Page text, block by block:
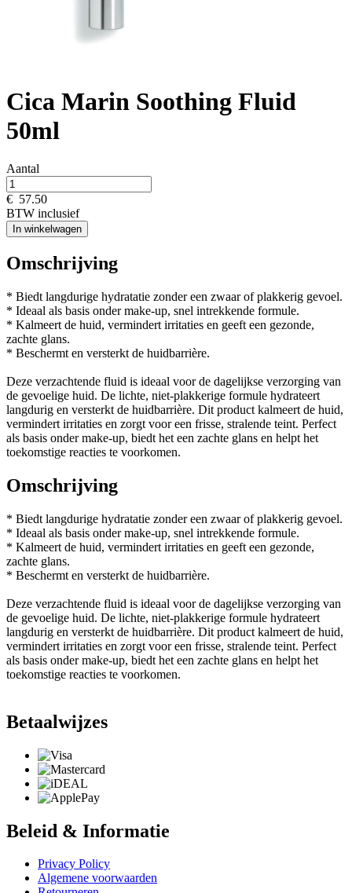
Cica Marin Soothing Fluid
50ml
Aantal
€ 57.50
BTW inclusief
In winkelwagen
Omschrijving
* Biedt langdurige hydratatie zonder een zwaar of plakkerig gevoel.
* Ideaal als basis onder make-up, snel intrekkende formule.
* Kalmeert de huid, vermindert irritaties en geeft een gezonde,
zachte glans.
* Beschermt en versterkt de huidbarrière.
Deze verzachtende fluid is ideaal voor de dagelijkse verzorging van
de gevoelige huid. De lichte, niet-plakkerige formule hydrateert
langdurig en versterkt de huidbarrière. Dit product kalmeert de huid,
vermindert irritaties en zorgt voor een frisse, stralende teint. Perfect
als basis onder make-up, biedt het een zachte glans en helpt het
toekomstige reacties te voorkomen.
Omschrijving
* Biedt langdurige hydratatie zonder een zwaar of plakkerig gevoel.
* Ideaal als basis onder make-up, snel intrekkende formule.
* Kalmeert de huid, vermindert irritaties en geeft een gezonde,
zachte glans.
* Beschermt en versterkt de huidbarrière.
Deze verzachtende fluid is ideaal voor de dagelijkse verzorging van
de gevoelige huid. De lichte, niet-plakkerige formule hydrateert
langdurig en versterkt de huidbarrière. Dit product kalmeert de huid,
vermindert irritaties en zorgt voor een frisse, stralende teint. Perfect
als basis onder make-up, biedt het een zachte glans en helpt het
toekomstige reacties te voorkomen.
Betaalwijzes
Beleid & Informatie
Privacy Policy
Algemene voorwaarden